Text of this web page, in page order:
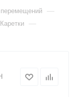
—
Каретки —